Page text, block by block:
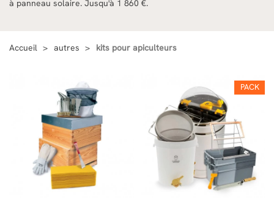
à panneau solaire. Jusqu'à 1 860 €.
Accueil autres kits pour apiculteurs
PACK